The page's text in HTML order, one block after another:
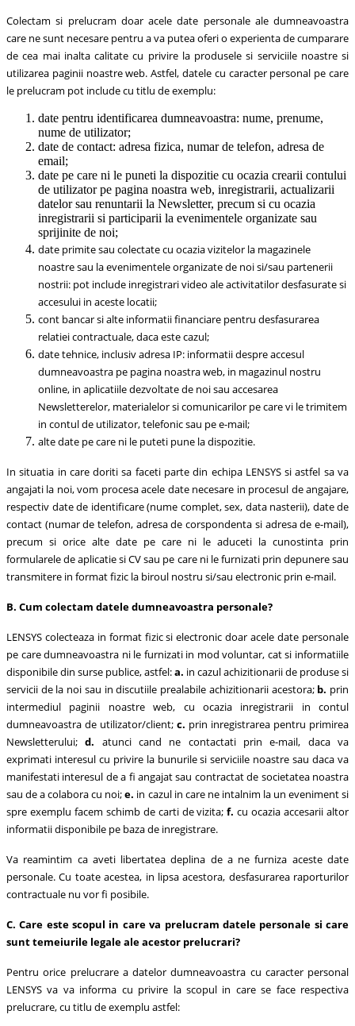
Colectam si prelucram doar acele date personale ale dumneavoastra
care ne sunt necesare pentru a va putea oferi o experienta de cumparare
de cea mai inalta calitate cu privire la produsele si serviciile noastre si
utilizarea paginii noastre web. Astfel, datele cu caracter personal pe care
le prelucram pot include cu titlu de exemplu:
date pentru identificarea dumneavoastra: nume, prenume,
nume de utilizator;
date de contact: adresa fizica, numar de telefon, adresa de
email;
date pe care ni le puneti la dispozitie cu ocazia crearii contului
de utilizator pe pagina noastra web, inregistrarii, actualizarii
datelor sau renuntarii la Newsletter, precum si cu ocazia
inregistrarii si participarii la evenimentele organizate sau
sprijinite de noi;
date primite sau colectate cu ocazia vizitelor la magazinele
noastre sau la evenimentele organizate de noi si/sau partenerii
nostrii: pot include inregistrari video ale activitatilor desfasurate si
accesului in aceste locatii;
cont bancar si alte informatii financiare pentru desfasurarea
relatiei contractuale, daca este cazul;
date tehnice, inclusiv adresa IP: informatii despre accesul
dumneavoastra pe pagina noastra web, in magazinul nostru
online, in aplicatiile dezvoltate de noi sau accesarea
Newsletterelor, materialelor si comunicarilor pe care vi le trimitem
in contul de utilizator, telefonic sau pe e-mail;
alte date pe care ni le puteti pune la dispozitie.
In situatia in care doriti sa faceti parte din echipa LENSYS si astfel sa va
angajati la noi, vom procesa acele date necesare in procesul de angajare,
respectiv date de identificare (nume complet, sex, data nasterii), date de
contact (numar de telefon, adresa de corspondenta si adresa de e-mail),
precum si orice alte date pe care ni le aduceti la cunostinta prin
formularele de aplicatie si CV sau pe care ni le furnizati prin depunere sau
transmitere in format fizic la biroul nostru si/sau electronic prin e-mail.
B. Cum colectam datele dumneavoastra personale?
LENSYS colecteaza in format fizic si electronic doar acele date personale
pe care dumneavoastra ni le furnizati in mod voluntar, cat si informatiile
disponibile din surse publice, astfel:a. in cazul achizitionarii de produse si
servicii de la noi sau in discutiile prealabile achizitionarii acestora; b. prin
intermediul paginii noastre web, cu ocazia inregistrarii in contul
dumneavoastra de utilizator/client; c. prin inregistrarea pentru primirea
Newsletterului;d. atunci cand ne contactati prin e-mail, daca va
exprimati interesul cu privire la bunurile si serviciile noastre sau daca va
manifestati interesul de a fi angajat sau contractat de societatea noastra
sau de a colabora cu noi;e. in cazul in care ne intalnim la un eveniment si
spre exemplu facem schimb de carti de vizita;f. cu ocazia accesarii altor
informatii disponibile pe baza de inregistrare.
Va reamintim ca aveti libertatea deplina de a ne furniza aceste date
personale. Cu toate acestea, in lipsa acestora, desfasurarea raporturilor
contractuale nu vor fi posibile.
C. Care este scopul in care va prelucram datele personale si care
sunt temeiurile legale ale acestor prelucrari?
Pentru orice prelucrare a datelor dumneavoastra cu caracter personal
LENSYS va va informa cu privire la scopul in care se face respectiva
prelucrare, cu titlu de exemplu astfel: